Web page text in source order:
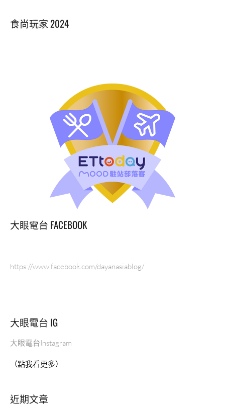
食尚玩家 2024
大眼電台 FACEBOOK
https://www.facebook.com/dayanasiablog/
大眼電台 IG
大眼電台Instagram
（點我看更多）
近期文章